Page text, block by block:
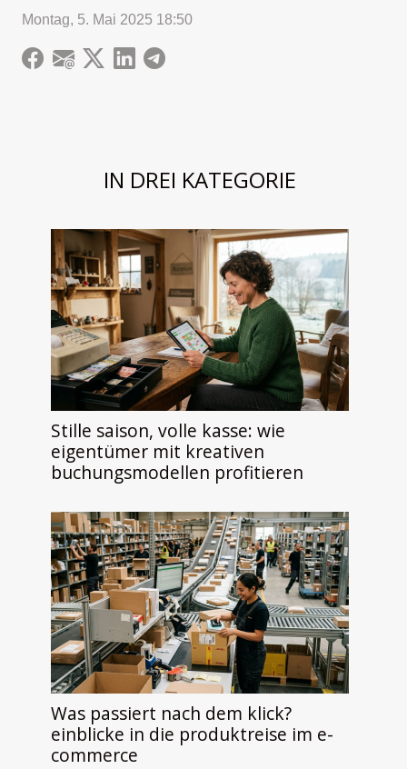
Montag, 5. Mai 2025 18:50
IN DREI KATEGORIE
Stille saison, volle kasse: wie
eigentümer mit kreativen
buchungsmodellen profitieren
Was passiert nach dem klick?
einblicke in die produktreise im e-
commerce